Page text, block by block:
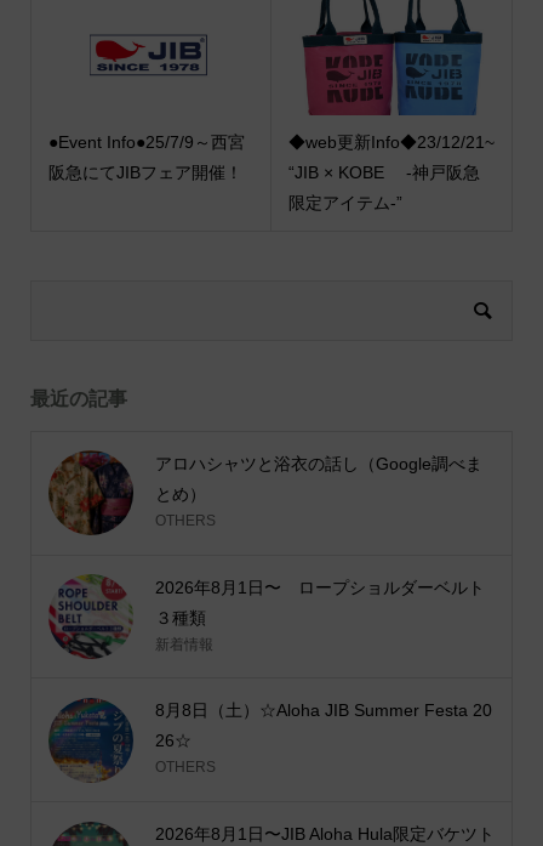
●Event Info●25/7/9～西宮
阪急にてJIBフェア開催！
◆web更新Info◆23/12/21~
“JIB × KOBE -神戸阪急
限定アイテム-”
最近の記事
アロハシャツと浴衣の話し（Google調べま
とめ）
OTHERS
2026年8月1日〜 ロープショルダーベルト
３種類
新着情報
8月8日（土）☆Aloha JIB Summer Festa 20
26☆
OTHERS
2026年8月1日〜JIB Aloha Hula限定バケツト